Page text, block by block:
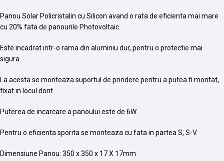
Panou Solar Policristalin cu Silicon avand o rata de eficienta mai mare
cu 20% fata de panourile Photovoltaic.
Este incadrat intr-o rama din aluminiu dur, pentru o protectie mai
sigura.
La acesta se monteaza suportul de prindere pentru a putea fi montat,
fixat in locul dorit.
Puterea de incarcare a panoului este de 6W.
Pentru o eficienta sporita se monteaza cu fata in partea S, S-V.
Dimensiune Panou: 350 x 350 x 17 X 17mm